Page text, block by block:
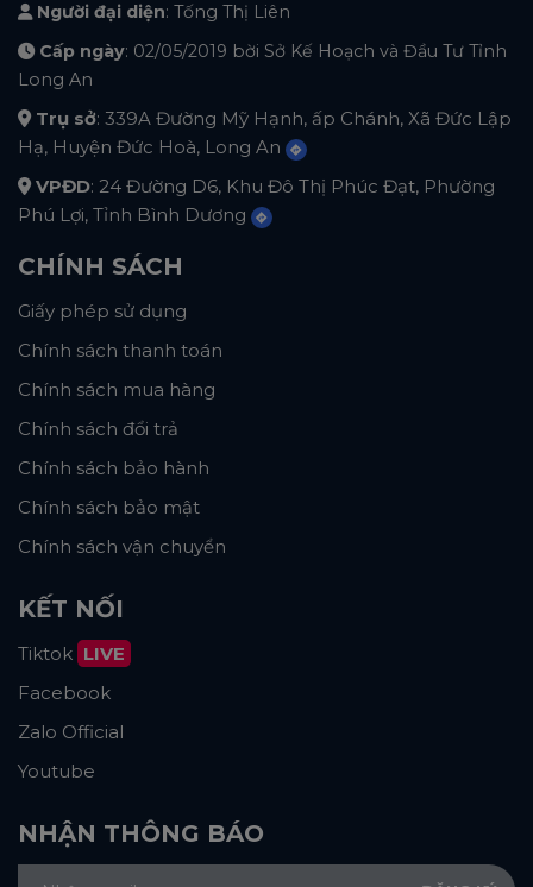
Người đại diện: Tống Thị Liên
Cấp ngày: 02/05/2019 bời Sở Kế Hoạch và Đầu Tư Tỉnh
Long An
Trụ sở: 339A Đường Mỹ Hạnh, ấp Chánh, Xã Đức Lập
Hạ, Huyện Đức Hoà, Long An
VPĐD: 24 Đường D6, Khu Đô Thị Phúc Đạt, Phường
Phú Lợi, Tỉnh Bình Dương
CHÍNH SÁCH
Giấy phép sử dụng
Chính sách thanh toán
Chính sách mua hàng
Chính sách đổi trả
Chính sách bảo hành
Chính sách bảo mật
Chính sách vận chuyển
KẾT NỐI
Tiktok LIVE
Facebook
Zalo Official
Youtube
NHẬN THÔNG BÁO